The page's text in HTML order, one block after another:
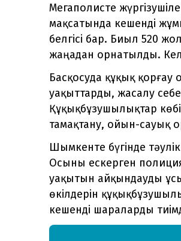
Мегаполисте
мақсатында кешенді
белгісі бар. Биыл 520
жаңадан орнатылды.
Басқосуда құқық қорғау
уақыттарды, жасалу
Құқықбұзушылықтар
тамақтану, ойын-сауық
Шымкенте бүгінде
Осыны ескерген полиция
уақытын айқындауды
өкілдерін
кешенді шараларды